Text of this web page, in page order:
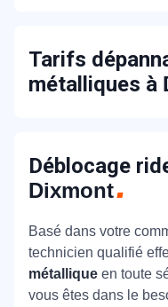
Tarifs
métalliques à
Déblocage
Dixmont
Basé dans votre
technicien qualifié
métallique en toute
vous êtes dans le